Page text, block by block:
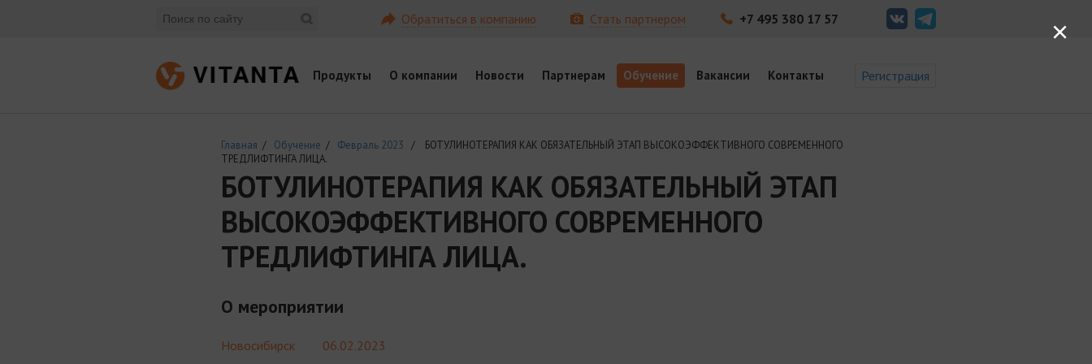
Обратиться в компанию Стать партнером +7 495 380 17 57
Продукты О компании Новости Партнерам Обучение Вакансии Контакты Регистрация
Главная / Обучение / Февраль 2023 / БОТУЛИНОТЕРАПИЯ КАК ОБЯЗАТЕЛЬНЫЙ ЭТАП ВЫСОКОЭФФЕКТИВНОГО СОВРЕМЕННОГО
ТРЕДЛИФТИНГА ЛИЦА.
БОТУЛИНОТЕРАПИЯ КАК ОБЯЗАТЕЛЬНЫЙ ЭТАП
ВЫСОКОЭФФЕКТИВНОГО СОВРЕМЕННОГО
ТРЕДЛИФТИНГА ЛИЦА.
О мероприятии
Новосибирск 06.02.2023
×